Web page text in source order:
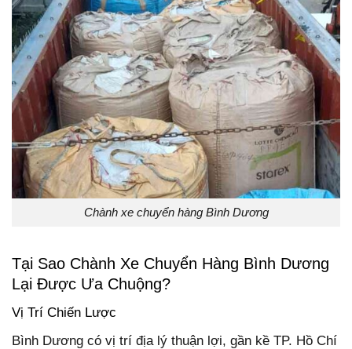
Chành xe chuyển hàng Bình Dương
Tại Sao Chành Xe Chuyển Hàng Bình Dương
Lại Được Ưa Chuộng?
Vị Trí Chiến Lược
Bình Dương có vị trí địa lý thuận lợi, gần kề TP. Hồ Chí